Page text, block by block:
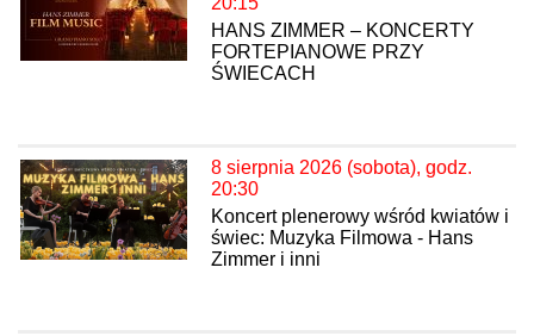
HANS ZIMMER – KONCERTY
FORTEPIANOWE PRZY
ŚWIECACH
8 sierpnia 2026 (sobota), godz.
20:30
Koncert plenerowy wśród kwiatów i
świec: Muzyka Filmowa - Hans
Zimmer i inni